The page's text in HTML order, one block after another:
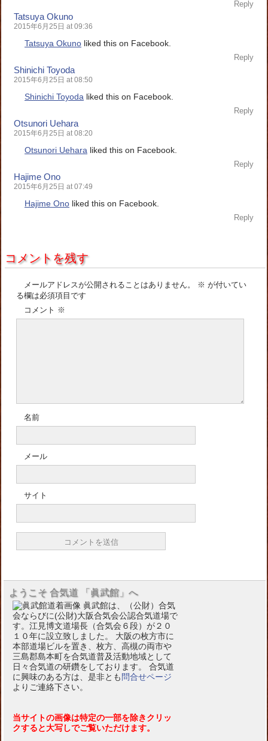
Reply
Tatsuya Okuno
2015年6月25日 at 09:36
Tatsuya Okuno liked this on Facebook.
Reply
Shinichi Toyoda
2015年6月25日 at 08:50
Shinichi Toyoda liked this on Facebook.
Reply
Otsunori Uehara
2015年6月25日 at 08:20
Otsunori Uehara liked this on Facebook.
Reply
Hajime Ono
2015年6月25日 at 07:49
Hajime Ono liked this on Facebook.
Reply
コメントを残す
メールアドレスが公開されることはありません。 ※ が付いてい
る欄は必須項目です
コメント ※
名前
メール
サイト
ようこそ 合気道 「眞武館」へ
眞武館は、（公財）合気
会ならびに(公財)大阪合気会公認合気道場で
す。江見博文道場長（合気会６段）が２０
１０年に設立致しました。 大阪の枚方市に
本部道場ビルを置き、枚方、高槻の両市や
三島郡島本町を合気道普及活動地域として
日々合気道の研鑽をしております。 合気道
に興味のある方は、是非とも 問合せページ
よりご連絡下さい。
当サイトの画像は特定の一部を除きクリッ
クすると大写しでご覧いただけます。